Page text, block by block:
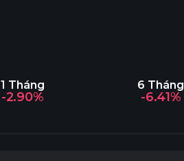
1 Tháng
-2.90%
6 Tháng
-6.41%